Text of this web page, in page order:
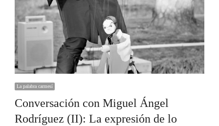
La palabra carmesí
Conversación con Miguel Ángel
Rodríguez (II): La expresión de lo